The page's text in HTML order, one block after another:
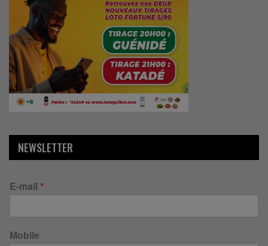
NEWSLETTER
E-mail *
Mobile